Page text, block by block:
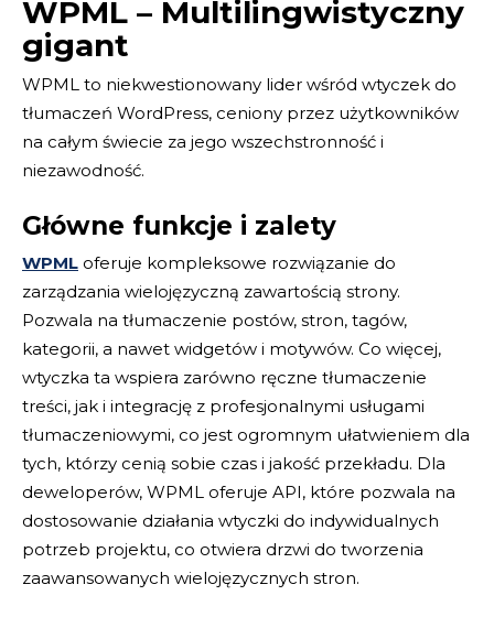
WPML – Multilingwistyczny
gigant
WPML to niekwestionowany lider wśród wtyczek do
tłumaczeń WordPress, ceniony przez użytkowników
na całym świecie za jego wszechstronność i
niezawodność.
Główne funkcje i zalety
WPML oferuje kompleksowe rozwiązanie do
zarządzania wielojęzyczną zawartością strony.
Pozwala na tłumaczenie postów, stron, tagów,
kategorii, a nawet widgetów i motywów. Co więcej,
wtyczka ta wspiera zarówno ręczne tłumaczenie
treści, jak i integrację z profesjonalnymi usługami
tłumaczeniowymi, co jest ogromnym ułatwieniem dla
tych, którzy cenią sobie czas i jakość przekładu. Dla
deweloperów, WPML oferuje API, które pozwala na
dostosowanie działania wtyczki do indywidualnych
potrzeb projektu, co otwiera drzwi do tworzenia
zaawansowanych wielojęzycznych stron.